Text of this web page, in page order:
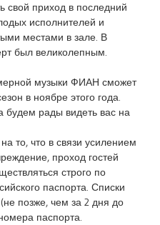
свой приход в последний
исполнителей и
местами в зале. В
был великолепным.
музыки ФИАН сможет
в ноябре этого года.
будем рады видеть вас на
то, что в связи усилением
проход гостей
строго по
паспорта. Списки
позже, чем за 2 дня до
паспорта.